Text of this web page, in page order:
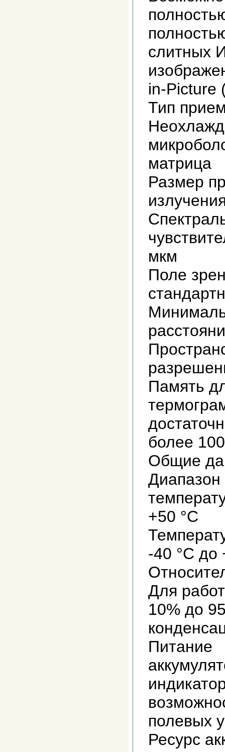
слитных
in-Picture
Тип
матрица
Размер
мкм
Поле
Память
более
Общие
Диапазон
+50 °C
-40 °C до
Для
10% до
Питание
полевых
Ресурс